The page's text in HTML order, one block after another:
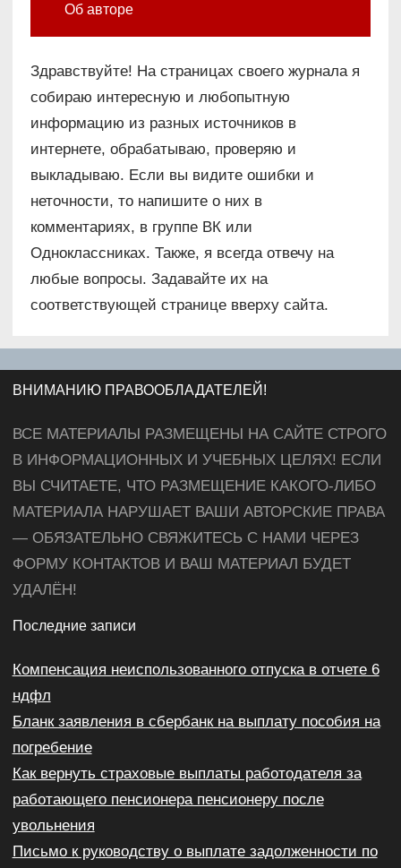
Об авторе
Здравствуйте! На страницах своего журнала я
собираю интересную и любопытную
информацию из разных источников в
интернете, обрабатываю, проверяю и
выкладываю. Если вы видите ошибки и
неточности, то напишите о них в
комментариях, в группе ВК или
Одноклассниках. Также, я всегда отвечу на
любые вопросы. Задавайте их на
соответствующей странице вверху сайта.
ВНИМАНИЮ ПРАВООБЛАДАТЕЛЕЙ!
ВСЕ МАТЕРИАЛЫ РАЗМЕЩЕНЫ НА САЙТЕ СТРОГО
В ИНФОРМАЦИОННЫХ И УЧЕБНЫХ ЦЕЛЯХ! ЕСЛИ
ВЫ СЧИТАЕТЕ, ЧТО РАЗМЕЩЕНИЕ КАКОГО-ЛИБО
МАТЕРИАЛА НАРУШАЕТ ВАШИ АВТОРСКИЕ ПРАВА
— ОБЯЗАТЕЛЬНО СВЯЖИТЕСЬ С НАМИ ЧЕРЕЗ
ФОРМУ КОНТАКТОВ И ВАШ МАТЕРИАЛ БУДЕТ
УДАЛЁН!
Последние записи
Компенсация неиспользованного отпуска в отчете 6
ндфл
Бланк заявления в сбербанк на выплату пособия на
погребение
Как вернуть страховые выплаты работодателя за
работающего пенсионера пенсионеру после
увольнения
Письмо к руководству о выплате задолженности по